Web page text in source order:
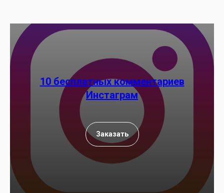
10 бесплатных комментариев
Инстаграм
Заказать